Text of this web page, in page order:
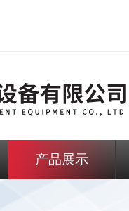
产品展示